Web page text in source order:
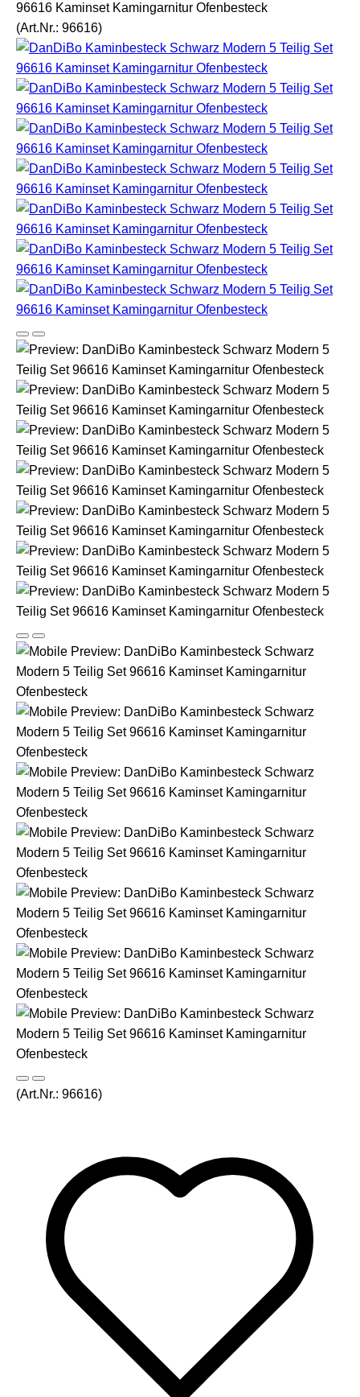
96616 Kaminset Kamingarnitur Ofenbesteck
(Art.Nr.: 96616)
(Art.Nr.: 96616)